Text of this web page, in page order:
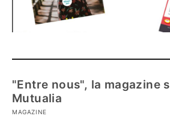
"Entre nous", la magazine
Mutualia
MAGAZINE